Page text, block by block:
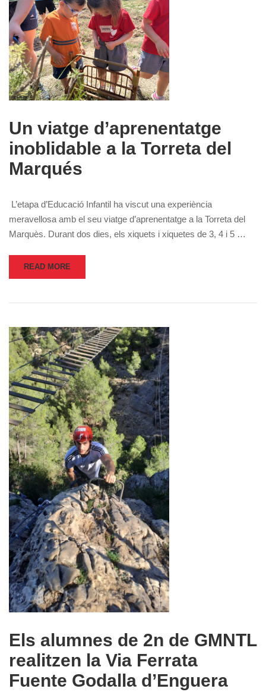
Un viatge d’aprenentatge
inoblidable a la Torreta del
Marqués
L’etapa d’Educació Infantil ha viscut una experiència
meravellosa amb el seu viatge d’aprenentatge a la Torreta del
Marquès. Durant dos dies, els xiquets i xiquetes de 3, 4 i 5 …
READ MORE
Els alumnes de 2n de GMNTL
realitzen la Via Ferrata
Fuente Godalla d’Enguera